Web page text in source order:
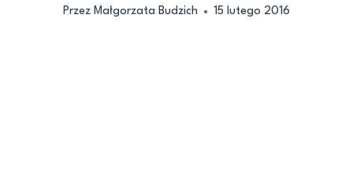
Przez Małgorzata Budzich 15 lutego 2016